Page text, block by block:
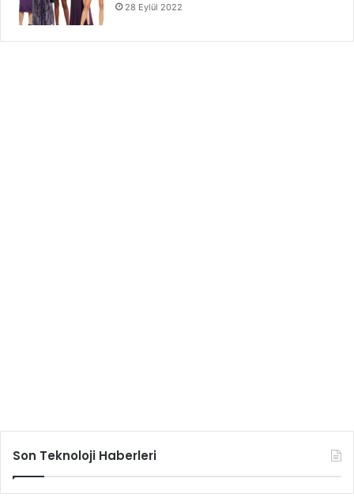
28 Eylül 2022
Son Teknoloji Haberleri